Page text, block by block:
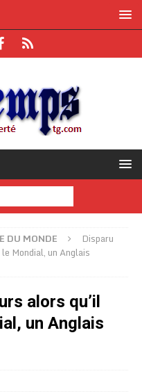
DU MONDE
Disparu
Mondial, un Anglais
alors qu’il
un Anglais